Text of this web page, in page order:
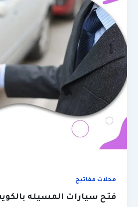
محلات مفاتيح
فتح سيارات المسيله